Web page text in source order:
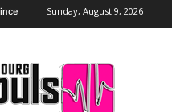
Sunday, August 9, 2026